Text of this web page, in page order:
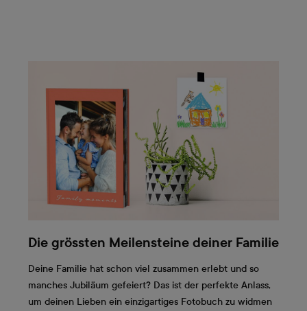
Die grössten Meilensteine deiner Familie
Deine Familie hat schon viel zusammen erlebt und so
manches Jubiläum gefeiert? Das ist der perfekte Anlass,
um deinen Lieben ein einzigartiges Fotobuch zu widmen